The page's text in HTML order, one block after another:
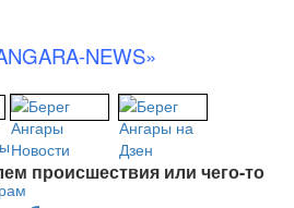
NEWS»
происшествия или чего-то